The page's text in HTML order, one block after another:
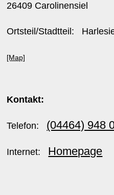
26409 Carolinensiel
Ortsteil/Stadtteil:
[Map]
Kontakt:
Telefon: (04464) 948
Internet: Homepage